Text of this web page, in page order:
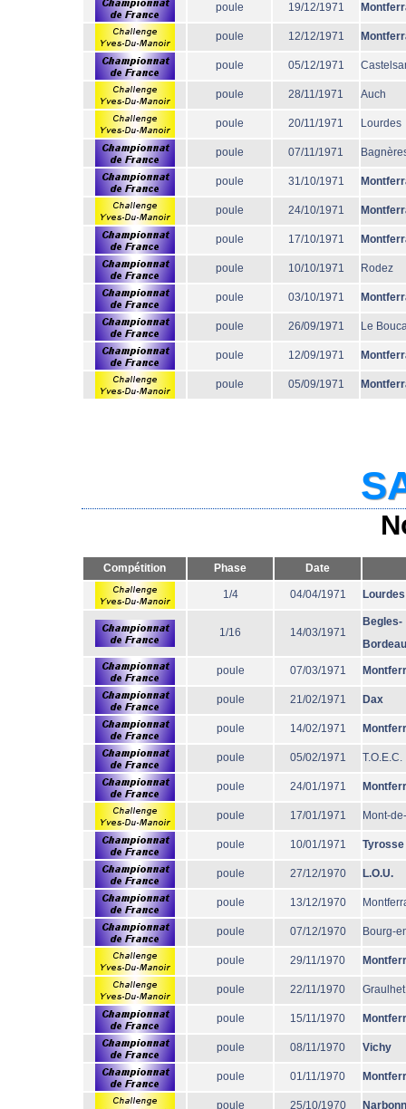
poule 19/12/1971
poule 12/12/1971
poule 05/12/1971
poule 28/11/1971 Auch
poule 20/11/1971 Lourdes
poule 07/11/1971
poule 31/10/1971
poule 24/10/1971
poule 17/10/1971
poule 10/10/1971 Rodez
poule 03/10/1971
poule 26/09/1971 Le
poule 12/09/1971
poule 05/09/1971
Compétition Phase Date
1/4 04/04/1971 Lourdes
1/16 14/03/1971
Begles-
poule 07/03/1971
poule 21/02/1971 Dax
poule 14/02/1971
poule 05/02/1971 T.O.E.C.
poule 24/01/1971
poule 17/01/1971 Mont-
poule 10/01/1971 Tyrosse
poule 27/12/1970 L.O.U.
poule 13/12/1970
poule 07/12/1970 Bourg-
poule 29/11/1970
poule 22/11/1970 Graulhet
poule 15/11/1970
poule 08/11/1970 Vichy
poule 01/11/1970
poule 25/10/1970